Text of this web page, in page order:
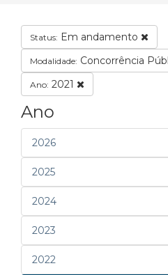
Status: Em andamento
Modalidade: Concorrência
Ano: 2021
Ano
2026
2025
2024
2023
2022